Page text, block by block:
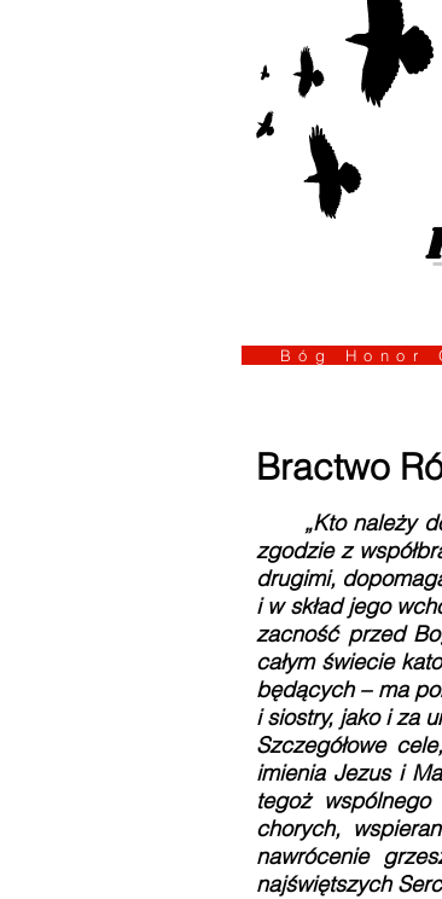
Bóg Honor
Bractwo
„Kto należy
zgodzie z
drugimi,
i w skład jego
zacność przed
całym świecie
będących – ma
i siostry, jako i za
Szczegółowe
imienia Jezus i
tegoż
chorych,
nawrócenie
najświętszych